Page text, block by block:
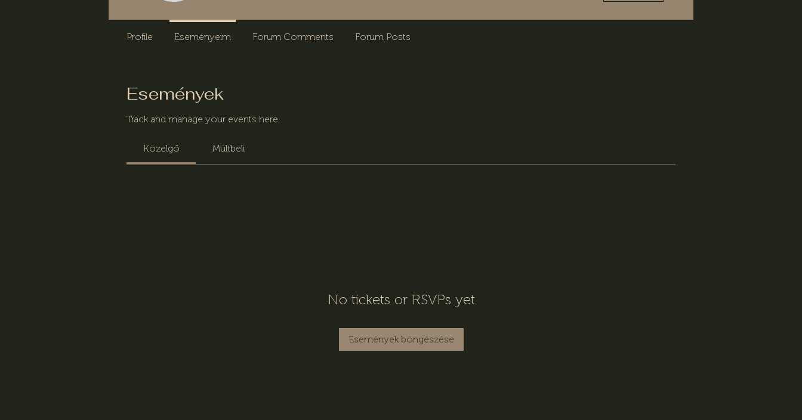
Események
Track and manage your events here.
Közelgő Múltbeli
No tickets or RSVPs yet
Események böngészése
Profile Eseményeim Forum Comments Forum Posts